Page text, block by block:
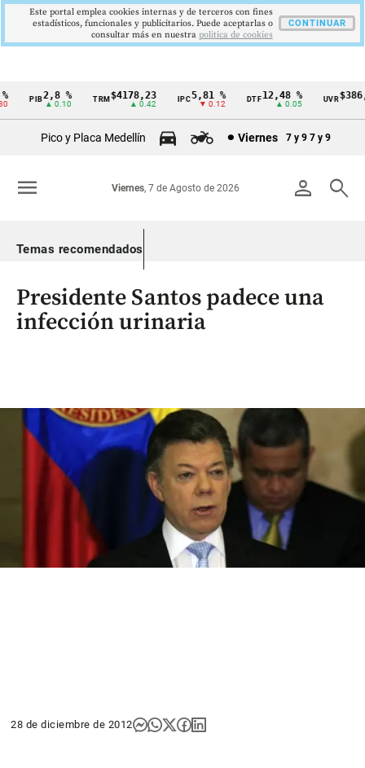
Cintillo
Colombia
PIB2,8 %
▲ 0.10
TRM$4178,23
▲ 0.42
5,81 %
▼ 0.12
DTF12,48 %
▲ 0.05
UVR
Pico y Placa Medellín Viernes 7 y 9 7 y 9
person search
Viernes, 7 de Agosto de 2026
menu
Temas recomendados
Presidente Santos padece una
infección urinaria
28 de diciembre de 2012
Este portal emplea cookies internas y de terceros con fines
estadísticos, funcionales y publicitarios. Puede aceptarlas o
consultar más en nuestra politica de cookies
CONTINUAR